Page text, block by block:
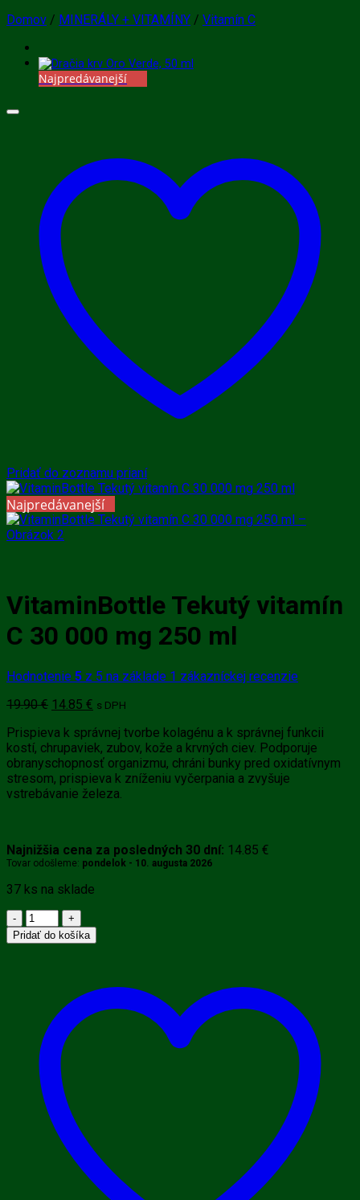
Domov / MINERÁLY + VITAMÍNY / Vitamín C
Najpredávanejší
Pridať do zoznamu prianí
Najpredávanejší
VitaminBottle Tekutý vitamín
C 30 000 mg 250 ml
Hodnotenie 5 z 5 na základe 1 zákazníckej recenzie
19.90€ Pôvodná
bola:
19.90 €.
14.85 € Aktuálna
je:
14.85 €.
s DPH
Prispieva k správnej tvorbe kolagénu a k správnej funkcii
kostí, chrupaviek, zubov, kože a krvných ciev. Podporuje
obranyschopnosť organizmu, chráni bunky pred oxidatívnym
stresom, prispieva k zníženiu vyčerpania a zvyšuje
vstrebávanie železa.
Najnižšia cena za posledných 30 dní: 14.85 €
Tovar odošleme: pondelok - 10. augusta 2026
37 ks na sklade
množstvo
VitaminBottle
Tekutý
250
Pridať do košíka